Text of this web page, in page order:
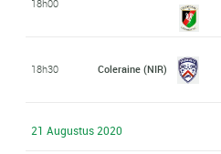
18h00
18h30 Coleraine (NIR)
21 Augustus 2020